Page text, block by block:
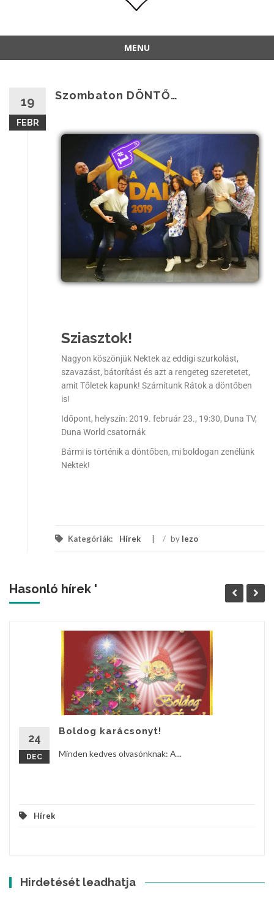
MENU
19
FEBR
Szombaton DÖNTŐ…
Sziasztok!
Nagyon köszönjük Nektek az eddigi szurkolást,
szavazást, bátorítást és azt a rengeteg szeretetet,
amit Tőletek kapunk! Számítunk Rátok a döntőben
is!
Időpont, helyszín: 2019. február 23., 19:30, Duna TV,
Duna World csatornák
Bármi is történik a döntőben, mi boldogan zenélünk
Nektek!
Kategóriák: Hírek / by lezo
Hasonló hírek '
24
DEC
Boldog karácsonyt!
Minden kedves olvasónknak: A...
Hírek
Hirdetését leadhatja